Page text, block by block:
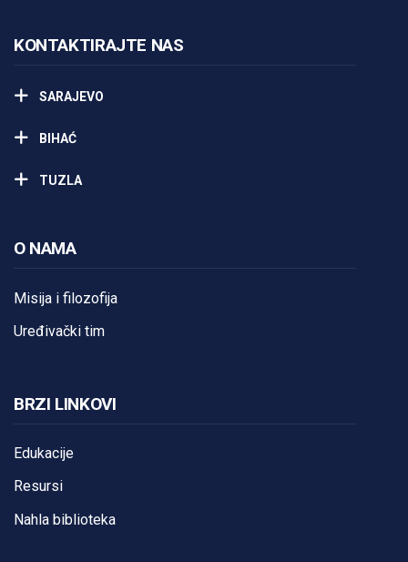
KONTAKTIRAJTE NAS
SARAJEVO
BIHAĆ
TUZLA
O NAMA
Misija i filozofija
Uređivački tim
BRZI LINKOVI
Edukacije
Resursi
Nahla biblioteka